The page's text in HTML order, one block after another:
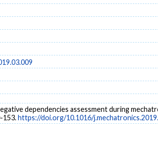
dependencies assessment during
153.https://doi.org/10.1016/